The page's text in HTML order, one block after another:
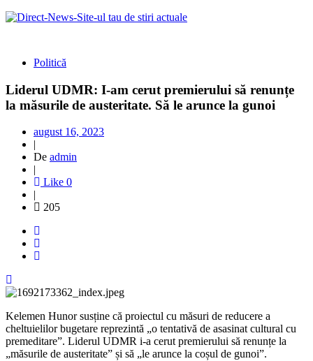
Politică
Liderul UDMR: I-am cerut premierului să renunțe
la măsurile de austeritate. Să le arunce la gunoi
august 16, 2023
|
De admin
|
Like 0
|
205
Kelemen Hunor susține că proiectul cu măsuri de reducere a
cheltuielilor bugetare reprezintă „o tentativă de asasinat cultural cu
premeditare”. Liderul UDMR i-a cerut premierului să renunțe la
„măsurile de austeritate” și să „le arunce la coșul de gunoi”.